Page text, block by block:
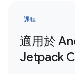
課程
適用於
Jetpack